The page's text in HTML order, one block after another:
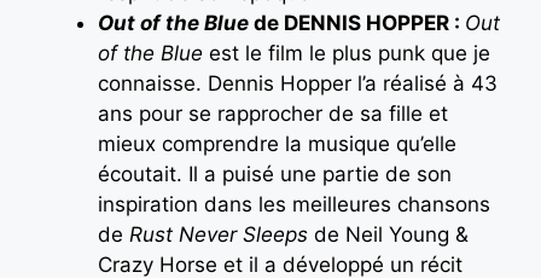
Out of the Blue de DENNIS HOPPER : Out
of the Blue est le film le plus punk que je
connaisse. Dennis Hopper l’a réalisé à 43
ans pour se rapprocher de sa fille et
mieux comprendre la musique qu’elle
écoutait. Il a puisé une partie de son
inspiration dans les meilleures chansons
de Rust Never Sleeps de Neil Young &
Crazy Horse et il a développé un récit